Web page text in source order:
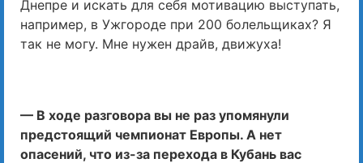
Днепре и искать для себя мотивацию выступать,
например, в Ужгороде при 200 болельщиках? Я
так не могу. Мне нужен драйв, движуха!
— В ходе разговора вы не раз упомянули
предстоящий чемпионат Европы. А нет
опасений, что из-за перехода в Кубань вас